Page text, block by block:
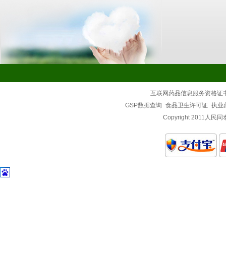
互联网药品信息服务资格证
GSP数据查询 食品卫生许可证 执业
Copyright 2011人民同